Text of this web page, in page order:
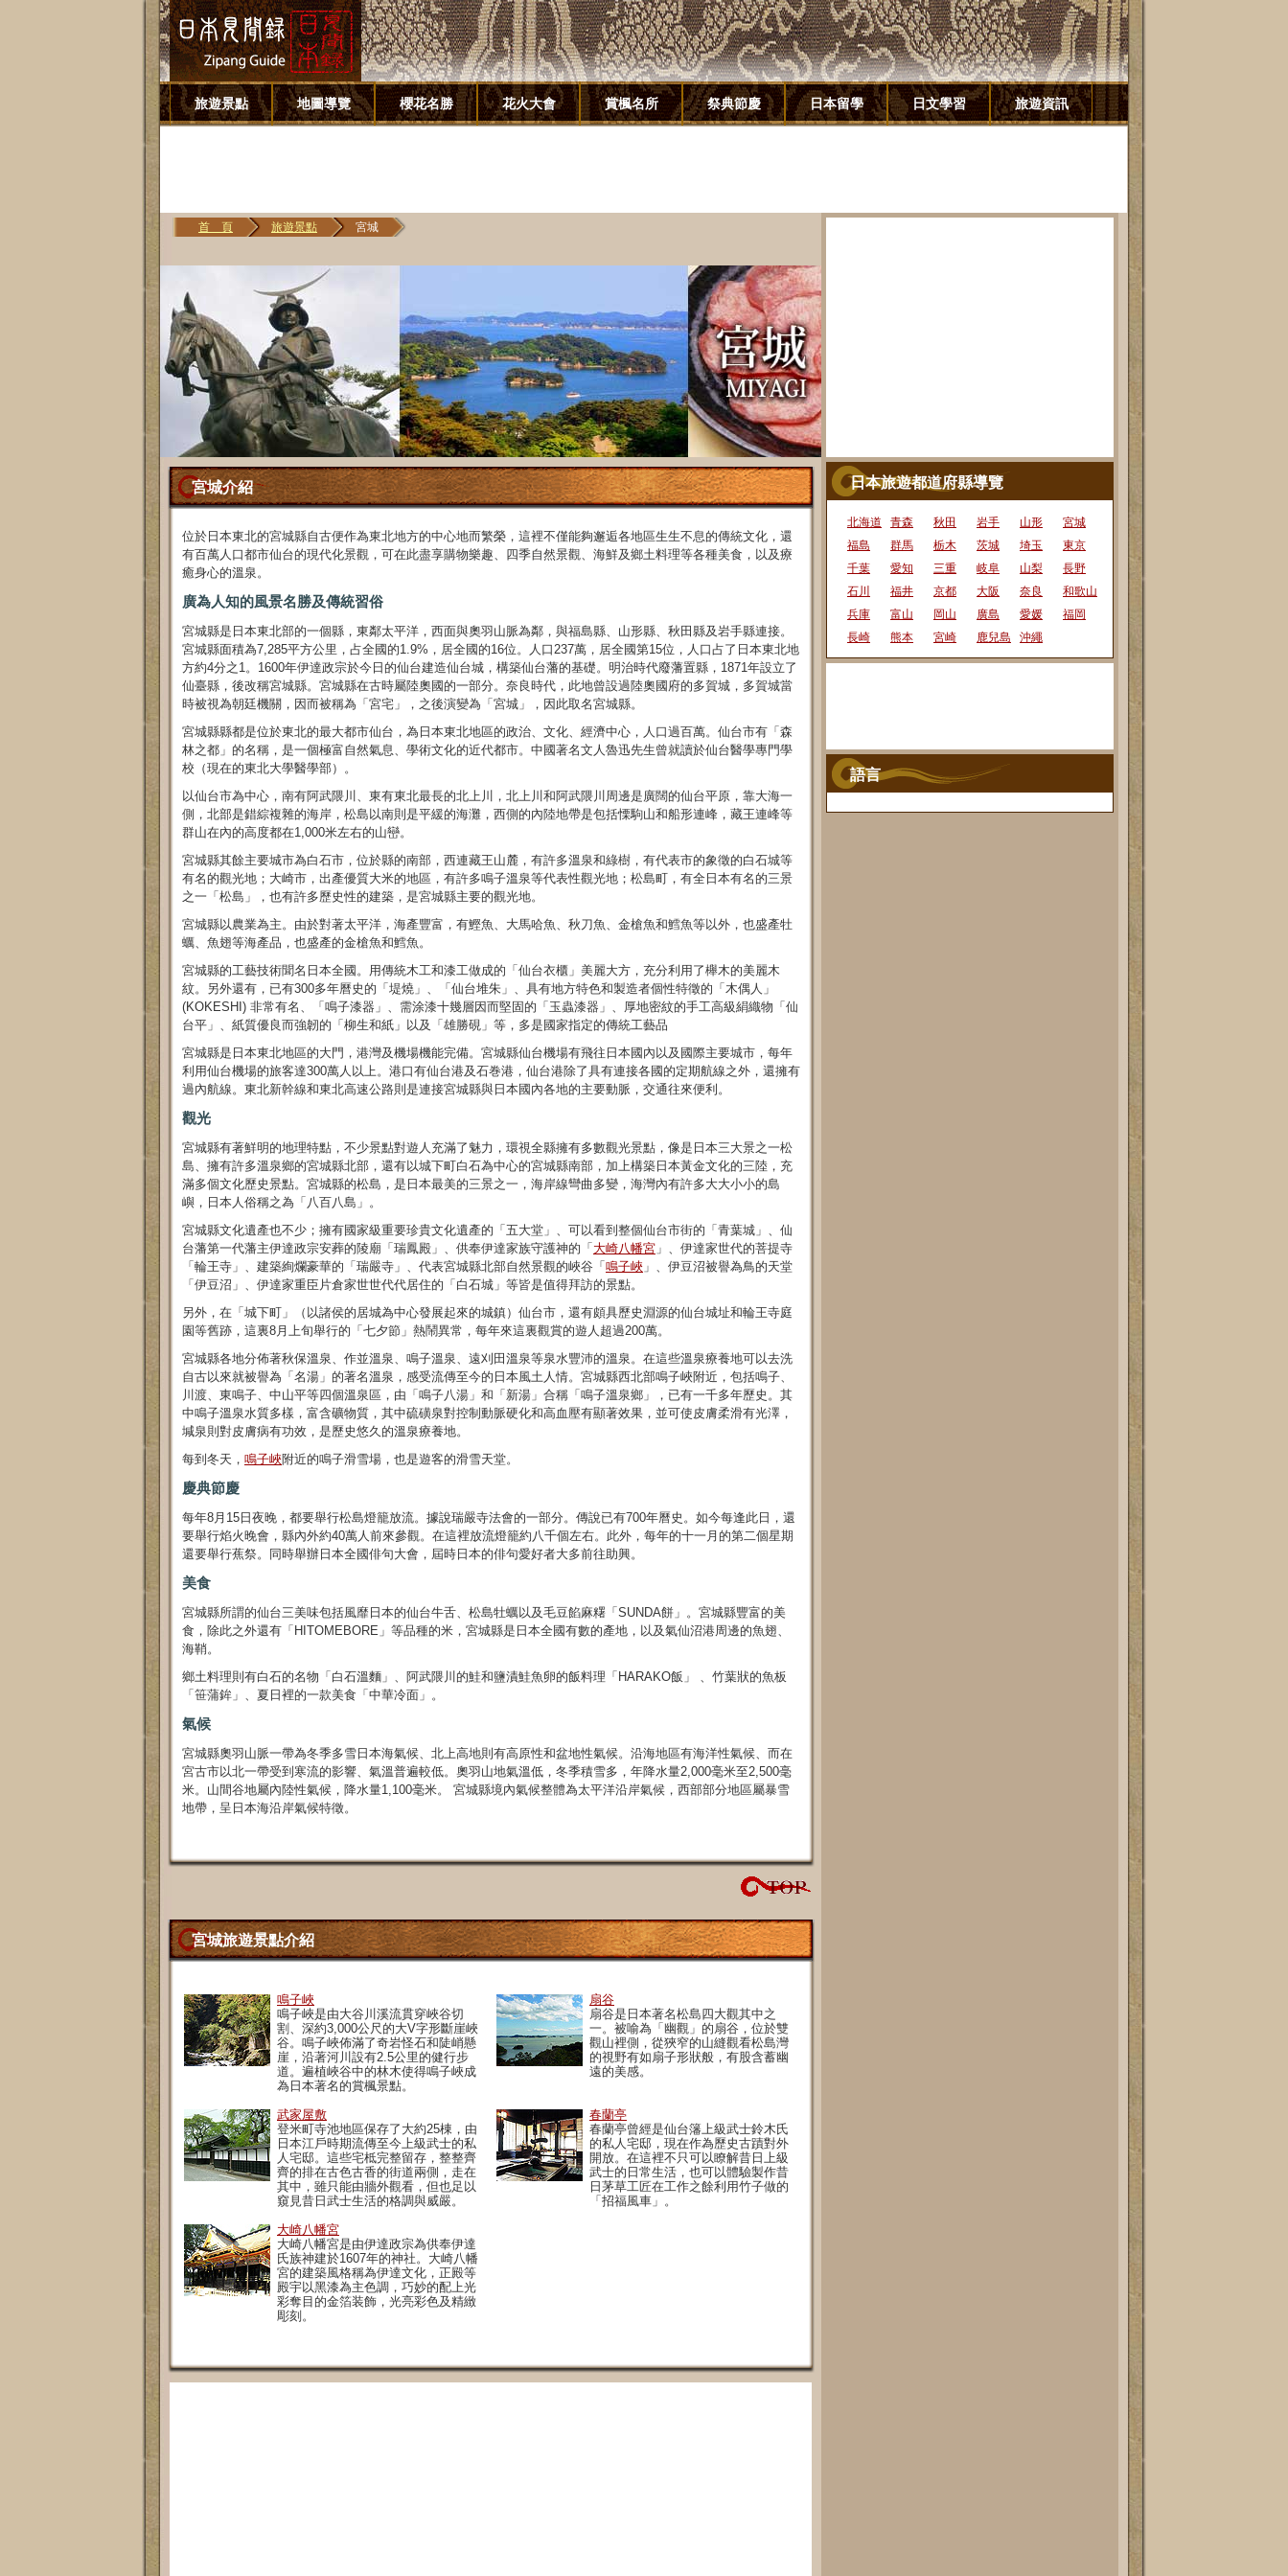
旅遊景點 地圖導覽 櫻花名勝 花火大會 賞楓名所 祭典節慶 日本留學 日文學習 旅遊資訊
首 頁 旅遊景點 宮城
宮城介紹
位於日本東北的宮城縣自古便作為東北地方的中心地而繁榮，這裡不僅能夠邂逅各地區生生不息的傳統文化，還
有百萬人口都市仙台的現代化景觀，可在此盡享購物樂趣、四季自然景觀、海鮮及鄉土料理等各種美食，以及療
癒身心的溫泉。
廣為人知的風景名勝及傳統習俗
宮城縣是日本東北部的一個縣，東鄰太平洋，西面與奧羽山脈為鄰，與福島縣、山形縣、秋田縣及岩手縣連接。
宮城縣面積為7,285平方公里，占全國的1.9%，居全國的16位。人口237萬，居全國第15位，人口占了日本東北地
方約4分之1。1600年伊達政宗於今日的仙台建造仙台城，構築仙台藩的基礎。明治時代廢藩置縣，1871年設立了
仙臺縣，後改稱宮城縣。宮城縣在古時屬陸奧國的一部分。奈良時代，此地曾設過陸奧國府的多賀城，多賀城當
時被視為朝廷機關，因而被稱為「宮宅」，之後演變為「宮城」，因此取名宮城縣。
宮城縣縣都是位於東北的最大都市仙台，為日本東北地區的政治、文化、經濟中心，人口過百萬。仙台市有「森
林之都」的名稱，是一個極富自然氣息、學術文化的近代都市。中國著名文人魯迅先生曾就讀於仙台醫學專門學
校（現在的東北大學醫學部）。
以仙台市為中心，南有阿武隈川、東有東北最長的北上川，北上川和阿武隈川周邊是廣闊的仙台平原，靠大海一
側，北部是錯綜複雜的海岸，松島以南則是平緩的海灘，西側的內陸地帶是包括慄駒山和船形連峰，藏王連峰等
群山在內的高度都在1,000米左右的山巒。
宮城縣其餘主要城市為白石市，位於縣的南部，西連藏王山麓，有許多溫泉和綠樹，有代表市的象徵的白石城等
有名的觀光地；大崎市，出產優質大米的地區，有許多鳴子溫泉等代表性觀光地；松島町，有全日本有名的三景
之一「松島」，也有許多歷史性的建築，是宮城縣主要的觀光地。
宮城縣以農業為主。由於對著太平洋，海產豐富，有鰹魚、大馬哈魚、秋刀魚、金槍魚和鱈魚等以外，也盛產牡
蠣、魚翅等海產品，也盛產的金槍魚和鱈魚。
宮城縣的工藝技術聞名日本全國。用傳統木工和漆工做成的「仙台衣櫃」美麗大方，充分利用了櫸木的美麗木
紋。另外還有，已有300多年曆史的「堤燒」、「仙台堆朱」、具有地方特色和製造者個性特徵的「木偶人」
(KOKESHI) 非常有名、「鳴子漆器」、需涂漆十幾層因而堅固的「玉蟲漆器」、厚地密紋的手工高級絹織物「仙
台平」、紙質優良而強韌的「柳生和紙」以及「雄勝硯」等，多是國家指定的傳統工藝品
宮城縣是日本東北地區的大門，港灣及機場機能完備。宮城縣仙台機場有飛往日本國內以及國際主要城市，每年
利用仙台機場的旅客達300萬人以上。港口有仙台港及石巻港，仙台港除了具有連接各國的定期航線之外，還擁有
過內航線。東北新幹線和東北高速公路則是連接宮城縣與日本國內各地的主要動脈，交通往來便利。
觀光
宮城縣有著鮮明的地理特點，不少景點對遊人充滿了魅力，環視全縣擁有多數觀光景點，像是日本三大景之一松
島、擁有許多溫泉鄉的宮城縣北部，還有以城下町白石為中心的宮城縣南部，加上構築日本黃金文化的三陸，充
滿多個文化歷史景點。宮城縣的松島，是日本最美的三景之一，海岸線彎曲多變，海灣內有許多大大小小的島
嶼，日本人俗稱之為「八百八島」。
宮城縣文化遺產也不少；擁有國家級重要珍貴文化遺產的「五大堂」、可以看到整個仙台市街的「青葉城」、仙
台藩第一代藩主伊達政宗安葬的陵廟「瑞鳳殿」、供奉伊達家族守護神的「 大崎八幡宮 」、伊達家世代的菩提寺
「輪王寺」、建築絢爛豪華的「瑞嚴寺」、代表宮城縣北部自然景觀的峽谷「 鳴子峽 」、伊豆沼被譽為鳥的天堂
「伊豆沼」、伊達家重臣片倉家世世代代居住的「白石城」等皆是值得拜訪的景點。
另外，在「城下町」（以諸侯的居城為中心發展起來的城鎮）仙台市，還有頗具歷史淵源的仙台城址和輪王寺庭
園等舊跡，這裏8月上旬舉行的「七夕節」熱鬧異常，每年來這裏觀賞的遊人超過200萬。
宮城縣各地分佈著秋保溫泉、作並溫泉、鳴子溫泉、遠刈田溫泉等泉水豐沛的溫泉。在這些溫泉療養地可以去洗
自古以來就被譽為「名湯」的著名溫泉，感受流傳至今的日本風土人情。宮城縣西北部鳴子峽附近，包括鳴子、
川渡、東鳴子、中山平等四個溫泉區，由「鳴子八湯」和「新湯」合稱「鳴子溫泉鄉」，已有一千多年歷史。其
中鳴子溫泉水質多樣，富含礦物質，其中硫磺泉對控制動脈硬化和高血壓有顯著效果，並可使皮膚柔滑有光澤，
堿泉則對皮膚病有功效，是歷史悠久的溫泉療養地。
每到冬天， 鳴子峽附近的鳴子滑雪場，也是遊客的滑雪天堂。
慶典節慶
每年8月15日夜晚，都要舉行松島燈籠放流。據說瑞嚴寺法會的一部分。傳說已有700年曆史。如今每逢此日，還
要舉行焰火晚會，縣內外約40萬人前來參觀。在這裡放流燈籠約八千個左右。此外，每年的十一月的第二個星期
還要舉行蕉祭。同時舉辦日本全國俳句大會，屆時日本的俳句愛好者大多前往助興。
美食
宮城縣所謂的仙台三美味包括風靡日本的仙台牛舌、松島牡蠣以及毛豆餡麻糬「SUNDA餅」。宮城縣豐富的美
食，除此之外還有「HITOMEBORE」等品種的米，宮城縣是日本全國有數的產地，以及氣仙沼港周邊的魚翅、
海鞘。
鄉土料理則有白石的名物「白石溫麵」、阿武隈川的鮭和鹽漬鮭魚卵的飯料理「HARAKO飯」 、竹葉狀的魚板
「笹蒲鉾」、夏日裡的一款美食「中華冷面」。
氣候
宮城縣奧羽山脈一帶為冬季多雪日本海氣候、北上高地則有高原性和盆地性氣候。沿海地區有海洋性氣候、而在
宮古市以北一帶受到寒流的影響、氣溫普遍較低。奧羽山地氣溫低，冬季積雪多，年降水量2,000毫米至2,500毫
米。山間谷地屬內陸性氣候，降水量1,100毫米。 宮城縣境內氣候整體為太平洋沿岸氣候，西部部分地區屬暴雪
地帶，呈日本海沿岸氣候特徵。
宮城旅遊景點介紹
鳴子峽
鳴子峽是由大谷川溪流貫穿峽谷切
割、深約3,000公尺的大V字形斷崖峽
谷。鳴子峽佈滿了奇岩怪石和陡峭懸
崖，沿著河川設有2.5公里的健行步
道。遍植峽谷中的林木使得鳴子峽成
為日本著名的賞楓景點。
扇谷
扇谷是日本著名松島四大觀其中之
一。被喻為「幽觀」的扇谷，位於雙
觀山裡側，從狹窄的山縫觀看松島灣
的視野有如扇子形狀般，有股含蓄幽
遠的美感。
武家屋敷
登米町寺池地區保存了大約25棟，由
日本江戶時期流傳至今上級武士的私
人宅邸。這些宅柢完整留存，整整齊
齊的排在古色古香的街道兩側，走在
其中，雖只能由牆外觀看，但也足以
窺見昔日武士生活的格調與威嚴。
春蘭亭
春蘭亭曾經是仙台籓上級武士鈴木氏
的私人宅邸，現在作為歷史古蹟對外
開放。在這裡不只可以瞭解昔日上級
武士的日常生活，也可以體驗製作昔
日茅草工匠在工作之餘利用竹子做的
「招福風車」。
大崎八幡宮
大崎八幡宮是由伊達政宗為供奉伊達
氏族神建於1607年的神社。大崎八幡
宮的建築風格稱為伊達文化，正殿等
殿宇以黑漆為主色調，巧妙的配上光
彩奪目的金箔装飾，光亮彩色及精緻
彫刻。
日本旅遊都道府縣導覽
北海道 青森 秋田 岩手 山形
宮城
福島
群馬 栃木 茨城 埼玉
東京
千葉
愛知 三重 岐阜 山梨
長野
石川
福井 京都 大阪 奈良
和歌山
兵庫
富山 岡山 廣島 愛媛
福岡
長崎
熊本 宮崎 鹿兒島 沖繩
語言